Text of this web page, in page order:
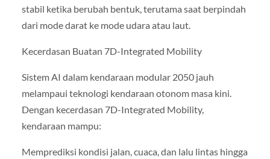
stabil ketika berubah bentuk, terutama saat berpindah
dari mode darat ke mode udara atau laut.
Kecerdasan Buatan 7D-Integrated Mobility
Sistem AI dalam kendaraan modular 2050 jauh
melampaui teknologi kendaraan otonom masa kini.
Dengan kecerdasan 7D-Integrated Mobility,
kendaraan mampu:
Memprediksi kondisi jalan, cuaca, dan lalu lintas hingga